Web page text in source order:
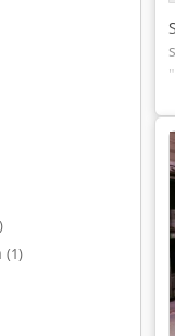
(1)